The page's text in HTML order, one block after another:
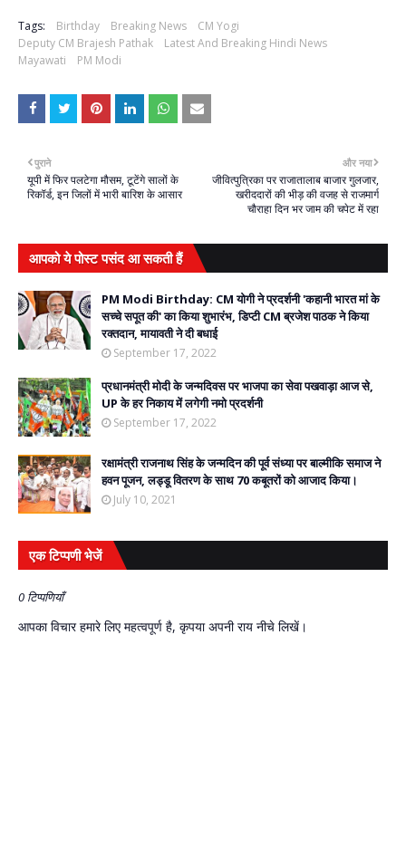
Tags: Birthday Breaking News
CM Yogi
Deputy CM Brajesh Pathak
Latest And Breaking Hindi News
Mayawati
PM Modi
और नया
जीवित्पुत्रिका पर राजातालाब बाजार गुलजार,
खरीददारों की भीड़ की वजह से राजमार्ग
चौराहा दिन भर जाम की चपेट में रहा
पुराने
यूपी में फिर पलटेगा मौसम, टूटेंगे सालों के
रिकॉर्ड, इन जिलों में भारी बारिश के आसार
आपको ये पोस्ट पसंद आ सकती हैं
PM Modi Birthday: CM योगी ने प्रदर्शनी 'कहानी भारत मां के
सच्चे सपूत की' का किया शुभारंभ, डिप्टी CM ब्रजेश पाठक ने किया
रक्तदान, मायावती ने दी बधाई
September 17, 2022
प्रधानमंत्री मोदी के जन्मदिवस पर भाजपा का सेवा पखवाड़ा आज से,
UP के हर निकाय में लगेगी नमो प्रदर्शनी
September 17, 2022
रक्षामंत्री राजनाथ सिंह के जन्मदिन की पूर्व संध्या पर बाल्मीकि समाज ने
हवन पूजन, लड्डू वितरण के साथ 70 कबूतरों को आजाद किया।
July 10, 2021
एक टिप्पणी भेजें
0 टिप्पणियाँ
आपका विचार हमारे लिए महत्वपूर्ण है, कृपया अपनी राय नीचे लिखें।